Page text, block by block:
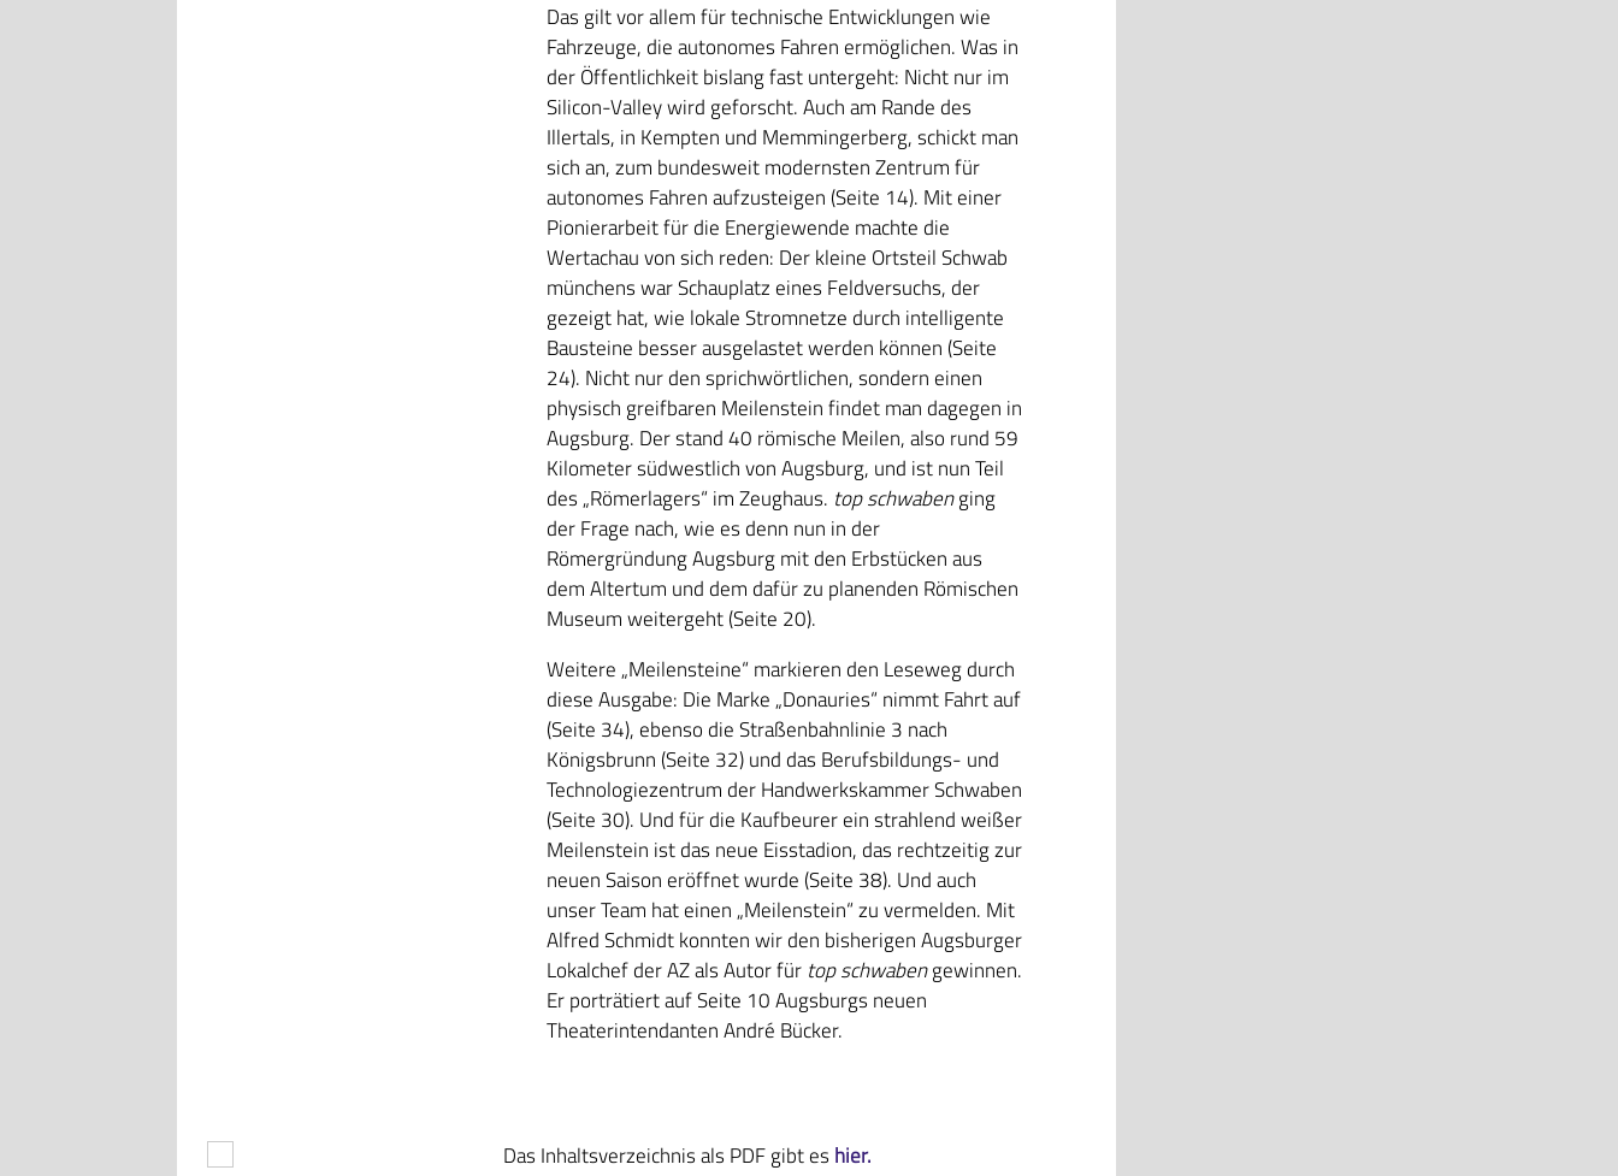
Das gilt vor allem für technische Entwicklungen wie
Fahrzeuge, die autonomes Fahren ermöglichen. Was in
der Öffentlichkeit bislang fast untergeht: Nicht nur im
Silicon-Valley wird geforscht. Auch am Rande des
Illertals, in Kempten und Memmingerberg, schickt man
sich an, zum bundesweit modernsten Zentrum für
autonomes Fahren aufzusteigen (Seite 14). Mit einer
Pionierarbeit für die Energiewende machte die
Wertachau von sich reden: Der kleine Ortsteil Schwab
münchens war Schauplatz eines Feldversuchs, der
gezeigt hat, wie lokale Stromnetze durch intelligente
Bausteine besser ausgelastet werden können (Seite
24). Nicht nur den sprichwörtlichen, sondern einen
physisch greifbaren Meilenstein findet man dagegen in
Augsburg. Der stand 40 römische Meilen, also rund 59
Kilometer südwestlich von Augsburg, und ist nun Teil
des „Römerlagers“ im Zeughaus. top schwabenging
der Frage nach, wie es denn nun in der
Römergründung Augsburg mit den Erbstücken aus
dem Altertum und dem dafür zu planenden Römischen
Museum weitergeht (Seite 20).
Weitere „Meilensteine“ markieren den Leseweg durch
diese Ausgabe: Die Marke „Donauries“ nimmt Fahrt auf
(Seite 34), ebenso die Straßenbahnlinie 3 nach
Königsbrunn (Seite 32) und das Berufsbildungs- und
Technologiezentrum der Handwerkskammer Schwaben
(Seite 30). Und für die Kaufbeurer ein strahlend weißer
Meilenstein ist das neue Eisstadion, das rechtzeitig zur
neuen Saison eröffnet wurde (Seite 38). Und auch
unser Team hat einen „Meilenstein“ zu vermelden. Mit
Alfred Schmidt konnten wir den bisherigen Augsburger
Lokalchef der AZ als Autor für top schwabengewinnen.
Er porträtiert auf Seite 10 Augsburgs neuen
Theaterintendanten André Bücker.
Das Inhaltsverzeichnis als PDF gibt es hier.